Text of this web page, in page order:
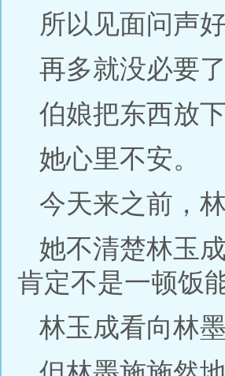
所以见面问声
再多就没必要了
伯娘把东西放
她心里不安。
今天来之前，
她不清楚林玉
肯定不是一顿饭
林玉成看向林墨